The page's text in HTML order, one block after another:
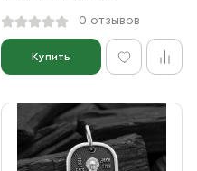
0 отзывов
Купить